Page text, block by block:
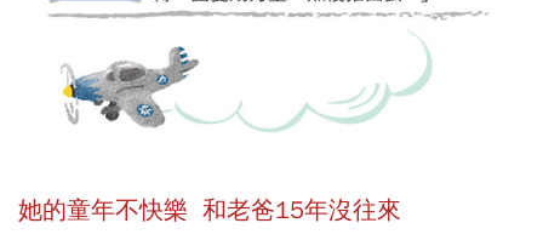
她的童年不快樂 和老爸15年沒往來